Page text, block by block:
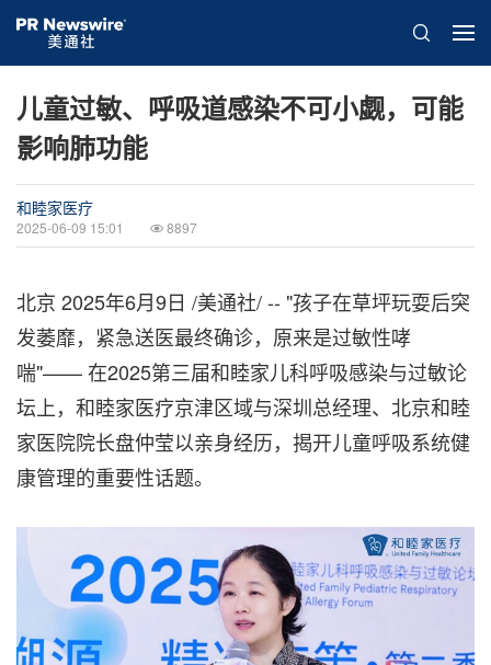
儿童过敏、呼吸道感染不可小觑，可能
影响肺功能
和睦家医疗
2025-06-09 15:01 8897
北京 2025年6月9日 /美通社/ -- "孩子在草坪玩耍后突
发萎靡，紧急送医最终确诊，原来是过敏性哮
喘"—— 在2025第三届和睦家儿科呼吸感染与过敏论
坛上，和睦家医疗京津区域与深圳总经理、北京和睦
家医院院长盘仲莹以亲身经历，揭开儿童呼吸系统健
康管理的重要性话题。